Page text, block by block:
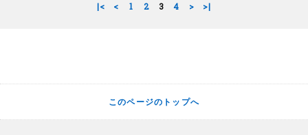
|< < 1 2 3 4 > >|
このページのトップへ